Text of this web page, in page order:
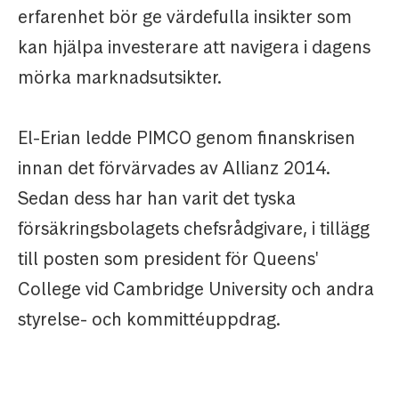
erfarenhet bör ge värdefulla insikter som
kan hjälpa investerare att navigera i dagens
mörka marknadsutsikter.
El-Erian ledde PIMCO genom finanskrisen
innan det förvärvades av Allianz 2014.
Sedan dess har han varit det tyska
försäkringsbolagets chefsrådgivare, i tillägg
till posten som president för Queens'
College vid Cambridge University och andra
styrelse- och kommittéuppdrag.